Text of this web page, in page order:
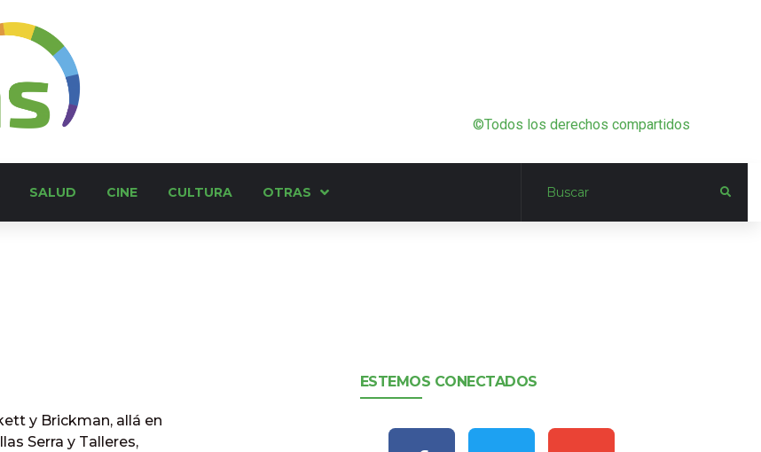
©Todos los derechos compartidos
SALUD CINE CULTURA OTRAS
y Brickman, allá en
Serra y Talleres,
ESTEMOS CONECTADOS